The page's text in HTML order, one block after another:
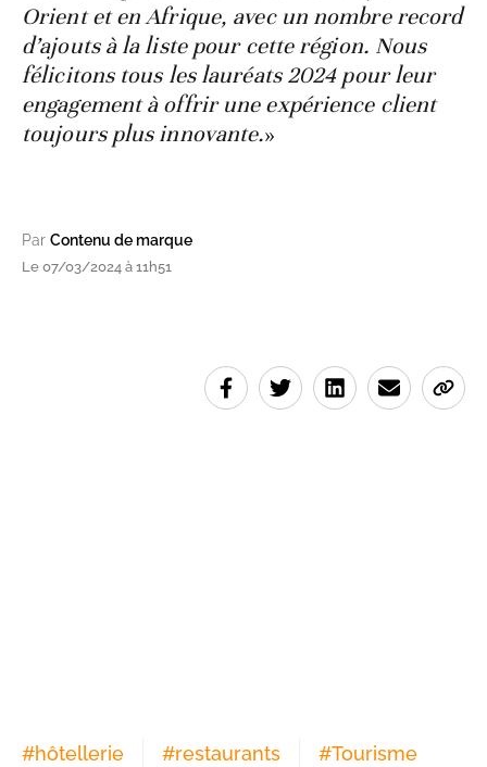
Orient et en Afrique, avec un nombre record
d’ajouts à la liste pour cette région. Nous
félicitons tous les lauréats 2024 pour leur
engagement à offrir une expérience client
toujours plus innovante.»
Par Contenu de marque
Le 07/03/2024 à 11h51
#hôtellerie #restaurants #Tourisme